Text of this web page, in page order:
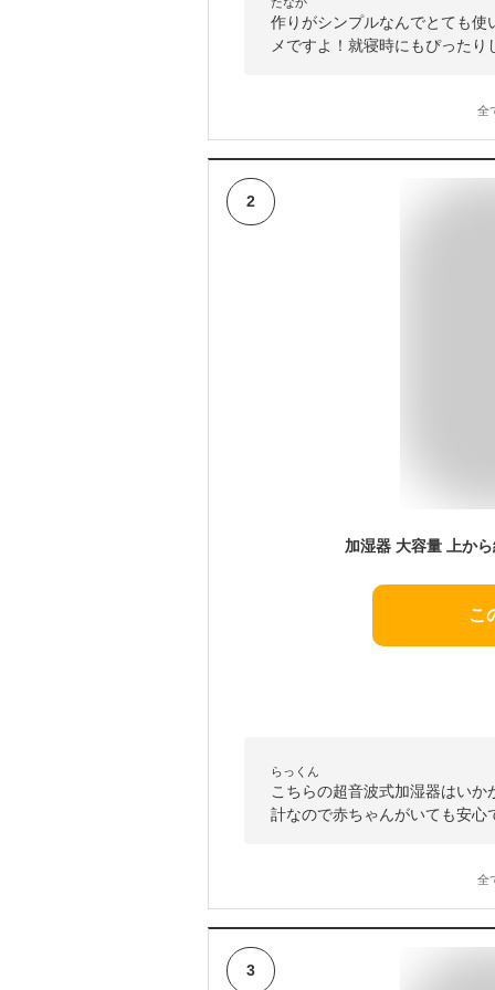
作りがシンプルなんでとても
メですよ！就寝時にもぴった
全
2
こ
らっくん
こちらの超音波式加湿器はい
計なので赤ちゃんがいても安心
全
3